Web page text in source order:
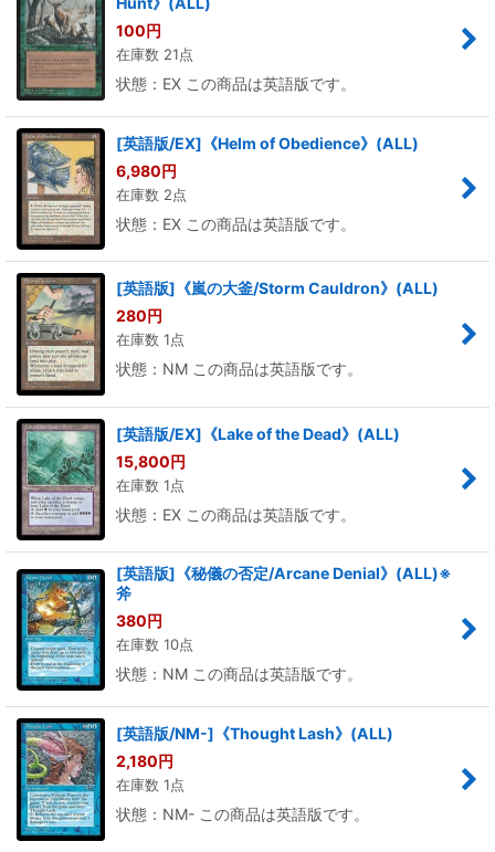
100円
在庫数 21点
状態：EX この商品は英語版です。
[英語版/EX]《Helm of Obedience》(ALL)
6,980円
在庫数 2点
状態：EX この商品は英語版です。
[英語版]《嵐の大釜/Storm Cauldron》(ALL)
280円
在庫数 1点
状態：NM この商品は英語版です。
[英語版/EX]《Lake of the Dead》(ALL)
15,800円
在庫数 1点
状態：EX この商品は英語版です。
[英語版]《秘儀の否定/Arcane Denial》(ALL)※
斧
380円
在庫数 10点
状態：NM この商品は英語版です。
[英語版/NM-]《Thought Lash》(ALL)
2,180円
在庫数 1点
状態：NM- この商品は英語版です。